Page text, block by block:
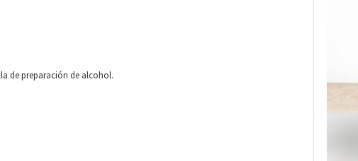
de preparación de alcohol.